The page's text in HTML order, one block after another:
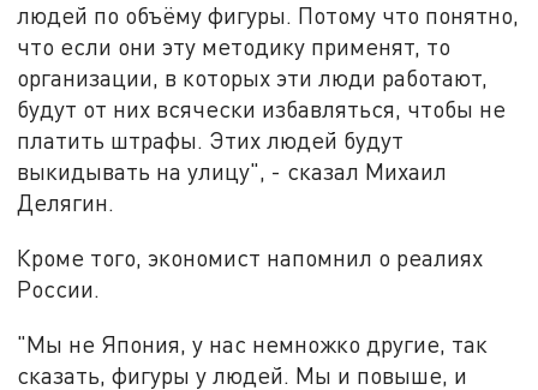
людей по объёму фигуры. Потому что понятно,
что если они эту методику применят, то
организации, в которых эти люди работают,
будут от них всячески избавляться, чтобы не
платить штрафы. Этих людей будут
выкидывать на улицу", - сказал Михаил
Делягин.
Кроме того, экономист напомнил о реалиях
России.
"Мы не Япония, у нас немножко другие, так
сказать, фигуры у людей. Мы и повыше, и